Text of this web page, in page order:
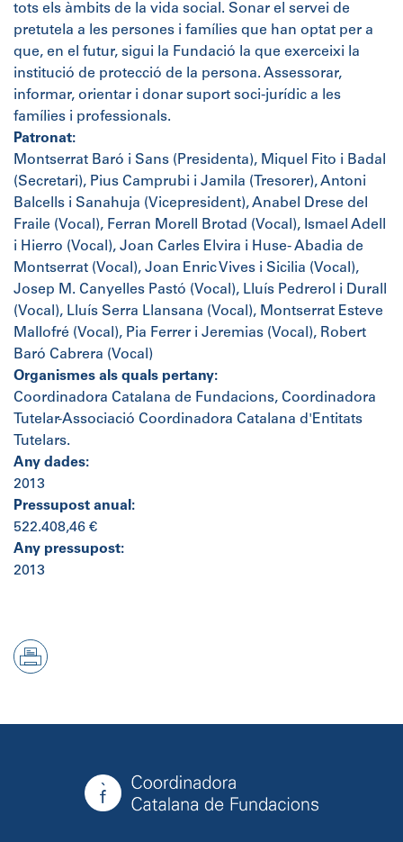
tots els àmbits de la vida social. Sonar el servei de
pretutela a les persones i famílies que han optat per a
que, en el futur, sigui la Fundació la que exerceixi la
institució de protecció de la persona. Assessorar,
informar, orientar i donar suport soci-jurídic a les
famílies i professionals.
Patronat:
Montserrat Baró i Sans (Presidenta), Miquel Fito i Badal
(Secretari), Pius Camprubi i Jamila (Tresorer), Antoni
Balcells i Sanahuja (Vicepresident), Anabel Drese del
Fraile (Vocal), Ferran Morell Brotad (Vocal), Ismael Adell
i Hierro (Vocal), Joan Carles Elvira i Huse- Abadia de
Montserrat (Vocal), Joan Enric Vives i Sicilia (Vocal),
Josep M. Canyelles Pastó (Vocal), Lluís Pedrerol i Durall
(Vocal), Lluís Serra Llansana (Vocal), Montserrat Esteve
Mallofré (Vocal), Pia Ferrer i Jeremias (Vocal), Robert
Baró Cabrera (Vocal)
Organismes als quals pertany:
Coordinadora Catalana de Fundacions, Coordinadora
Tutelar-Associació Coordinadora Catalana d'Entitats
Tutelars.
Any dades:
2013
Pressupost anual:
522.408,46 €
Any pressupost:
2013